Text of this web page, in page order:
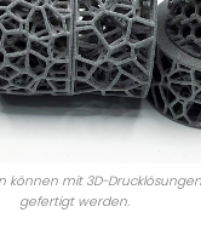
können mit 3D-
gefertigt werden.